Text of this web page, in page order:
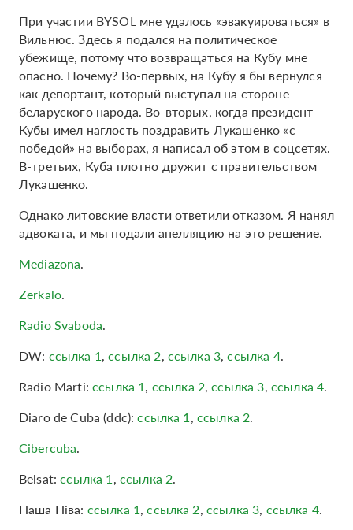
При участии BYSOL мне удалось «эвакуироваться» в
Вильнюс. Здесь я подался на политическое
убежище, потому что возвращаться на Кубу мне
опасно. Почему? Во-первых, на Кубу я бы вернулся
как депортант, который выступал на стороне
беларуского народа. Во-вторых, когда президент
Кубы имел наглость поздравить Лукашенко «с
победой» на выборах, я написал об этом в соцсетях.
В-третьих, Куба плотно дружит с правительством
Лукашенко.
Однако литовские власти ответили отказом. Я нанял
адвоката, и мы подали апелляцию на это решение.
Mediazona.
Zerkalo.
Radio Svaboda.
DW: ссылка 1,ссылка 2, ссылка 3,ссылка 4.
Radio Marti:ссылка 1, ссылка 2,ссылка 3, ссылка 4.
Diaro de Cuba (ddc):ссылка 1, ссылка 2.
Cibercuba.
Belsat:ссылка 1, ссылка 2.
Наша Нiва: ссылка 1,ссылка 2, ссылка 3, ссылка 4.